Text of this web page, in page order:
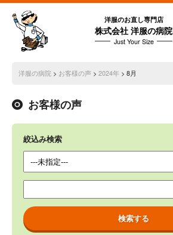
洋服のお直し専門店
株式会社 洋服の病院
Just Your Size
洋服の病院 > お客様の声> 2024年 > 8月
お客様の声
絞込み検索